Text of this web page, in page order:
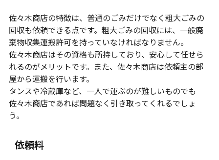
佐々木商店の特徴は、普通のごみだけでなく粗大ごみの
回収も依頼できる点です。粗大ごみの回収には、一般廃
棄物収集運搬許可を持っていなければなりません。
佐々木商店はその資格も所持しており、安心して任せら
れるのがメリットです。また、佐々木商店は依頼主の部
屋から運搬を行います。
タンスや冷蔵庫など、一人で運ぶのが難しいものでも
佐々木商店であれば問題なく引き取ってくれるでしょ
う。
依頼料